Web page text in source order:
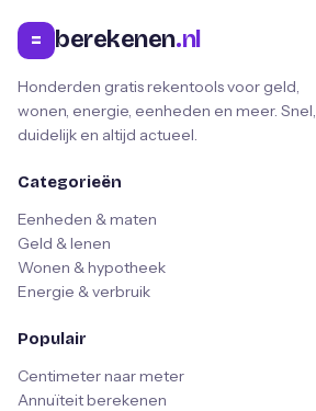
= berekenen.nl
Honderden gratis rekentools voor geld,
wonen, energie, eenheden en meer. Snel,
duidelijk en altijd actueel.
Categorieën
Eenheden & maten
Geld & lenen
Wonen & hypotheek
Energie & verbruik
Populair
Centimeter naar meter
Annuïteit berekenen